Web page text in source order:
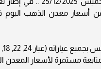
معدن الذهب اليوم في
مستمرة لأسعار المعدن